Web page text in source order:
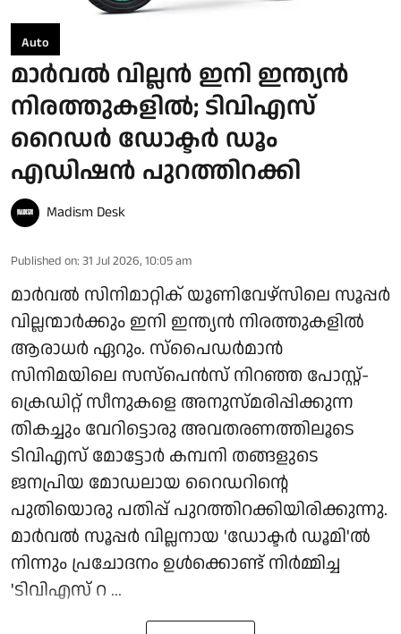
Auto
മാർവൽ വില്ലൻ ഇനി ഇന്ത്യൻ
നിരത്തുകളിൽ; ടിവിഎസ്
റൈഡർ ഡോക്ടർ ഡൂം
എഡിഷൻ പുറത്തിറക്കി
Madism Desk
Published on: 31 Jul 2026, 10:05 am
മാർവൽ സിനിമാറ്റിക് യൂണിവേഴ്സിലെ സൂപ്പർ
വില്ലന്മാർക്കും ഇനി ഇന്ത്യൻ നിരത്തുകളിൽ
ആരാധർ ഏറും. സ്‌പൈഡർമാൻ
സിനിമയിലെ സസ്പെൻസ് നിറഞ്ഞ പോസ്റ്റ്-
ക്രെഡിറ്റ് സീനുകളെ അനുസ്മരിപ്പിക്കുന്ന
തികച്ചും വേറിട്ടൊരു അവതരണത്തിലൂടെ
ടിവിഎസ് മോട്ടോർ കമ്പനി തങ്ങളുടെ
ജനപ്രിയ മോഡലായ റൈഡറിന്റെ
പുതിയൊരു പതിപ്പ് പുറത്തിറക്കിയിരിക്കുന്നു.
മാർവൽ സൂപ്പർ വില്ലനായ 'ഡോക്ടർ ഡൂമി'ൽ
നിന്നും പ്രചോദനം ഉൾക്കൊണ്ട് നിർമ്മിച്ച
'ടിവിഎസ് റ ...